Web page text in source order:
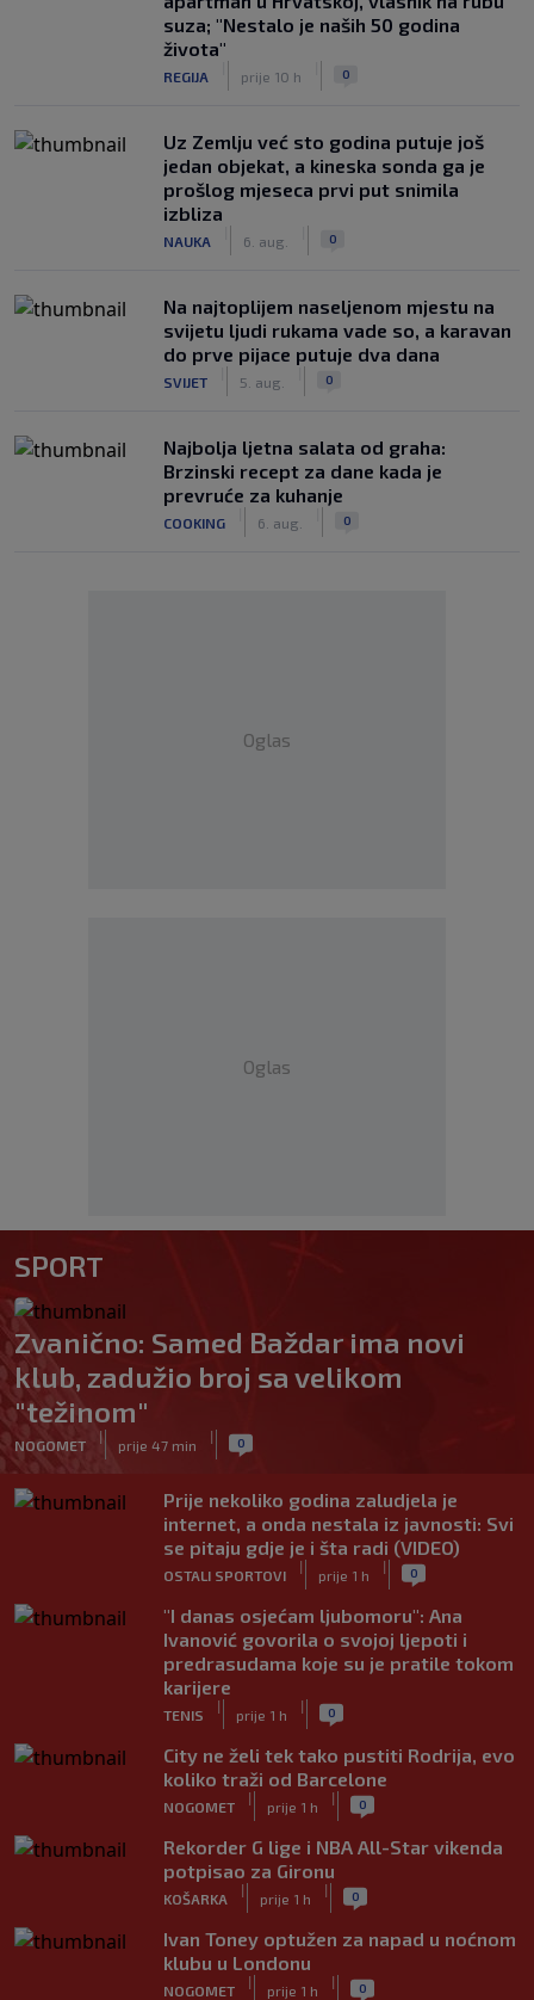
suza; "Nestalo je naših 50 godina
života"
REGIJA prije 10 h 0
Uz Zemlju već sto godina putuje još
jedan objekat, a kineska sonda ga je
prošlog mjeseca prvi put snimila
izbliza
NAUKA 6. aug. 0
Na najtoplijem naseljenom mjestu na
svijetu ljudi rukama vade so, a karavan
do prve pijace putuje dva dana
SVIJET 5. aug. 0
Najbolja ljetna salata od graha:
Brzinski recept za dane kada je
prevruće za kuhanje
COOKING 6. aug. 0
Oglas
Oglas
SPORT
Zvanično: Samed Baždar ima novi
klub, zadužio broj sa velikom
"težinom"
NOGOMET
|
prije 47 min
| 0
Prije nekoliko godina zaludjela je
internet, a onda nestala iz javnosti: Svi
se pitaju gdje je i šta radi (VIDEO)
OSTALI SPORTOVI
|
prije 1 h
| 0
"I danas osjećam ljubomoru": Ana
Ivanović govorila o svojoj ljepoti i
predrasudama koje su je pratile tokom
karijere
TENIS
|
prije 1 h
| 0
City ne želi tek tako pustiti Rodrija, evo
koliko traži od Barcelone
NOGOMET
|
prije 1 h
| 0
Rekorder G lige i NBA All-Star vikenda
potpisao za Gironu
KOŠARKA
|
prije 1 h
| 0
Ivan Toney optužen za napad u noćnom
klubu u Londonu
NOGOMET
|
prije 1 h
| 0